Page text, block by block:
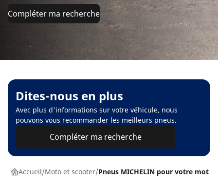
Compléter ma recherche
Dites-nous en plus
Avec plus d'informations sur votre véhicule, nous
pouvons vous recommander les meilleurs pneus.
Compléter ma recherche
Accueil Moto et scooter Pneus MICHELIN pour votre moto